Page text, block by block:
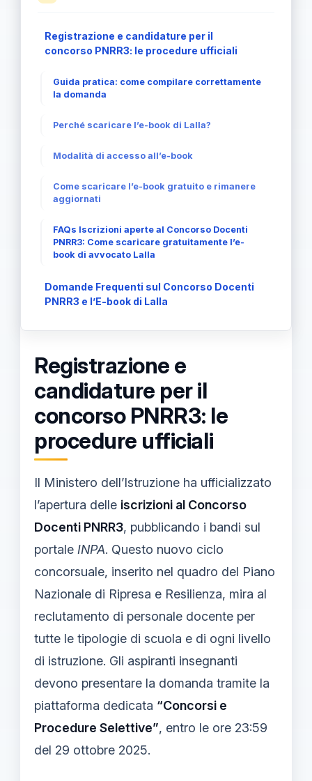
Registrazione e candidature per il
concorso PNRR3: le procedure ufficiali
Guida pratica: come compilare correttamente
la domanda
Perché scaricare l’e-book di Lalla?
Modalità di accesso all’e-book
Come scaricare l’e-book gratuito e rimanere
aggiornati
FAQs Iscrizioni aperte al Concorso Docenti
PNRR3: Come scaricare gratuitamente l’e-
book di avvocato Lalla
Domande Frequenti sul Concorso Docenti
PNRR3 e l’E-book di Lalla
Registrazione e
candidature per il
concorso PNRR3: le
procedure ufficiali
Il Ministero dell’Istruzione ha ufficializzato
l’apertura delle iscrizioni al Concorso
Docenti PNRR3, pubblicando i bandi sul
portale INPA. Questo nuovo ciclo
concorsuale, inserito nel quadro del Piano
Nazionale di Ripresa e Resilienza, mira al
reclutamento di personale docente per
tutte le tipologie di scuola e di ogni livello
di istruzione. Gli aspiranti insegnanti
devono presentare la domanda tramite la
piattaforma dedicata “Concorsi e
Procedure Selettive”, entro le ore 23:59
del 29 ottobre 2025.